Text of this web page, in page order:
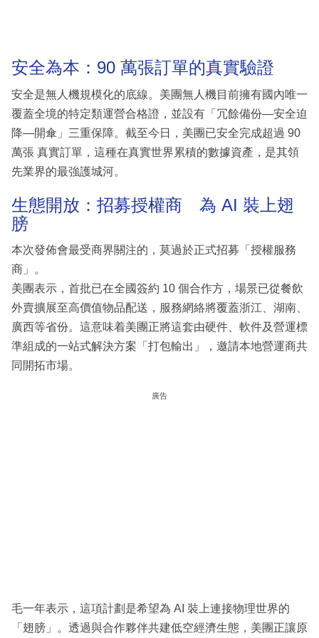
安全為本：90 萬張訂單的真實驗證
安全是無人機規模化的底線。美團無人機目前擁有國內唯一
覆蓋全境的特定類運營合格證，並設有「冗餘備份—安全迫
降—開傘」三重保障。截至今日，美團已安全完成超過 90
萬張 真實訂單，這種在真實世界累積的數據資產，是其領
先業界的最強護城河。
生態開放：招募授權商 為 AI 裝上翅
膀
本次發佈會最受商界關注的，莫過於正式招募「授權服務
商」。
美團表示，首批已在全國簽約 10 個合作方，場景已從餐飲
外賣擴展至高價值物品配送，服務網絡將覆蓋浙江、湖南、
廣西等省份。這意味着美團正將這套由硬件、軟件及營運標
準組成的一站式解決方案「打包輸出」，邀請本地營運商共
同開拓市場。
廣告
毛一年表示，這項計劃是希望為 AI 裝上連接物理世界的
「翅膀」。透過與合作夥伴共建低空經濟生態，美團正讓原